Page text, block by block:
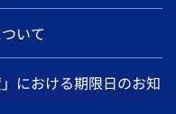
いて
における期限日のお知